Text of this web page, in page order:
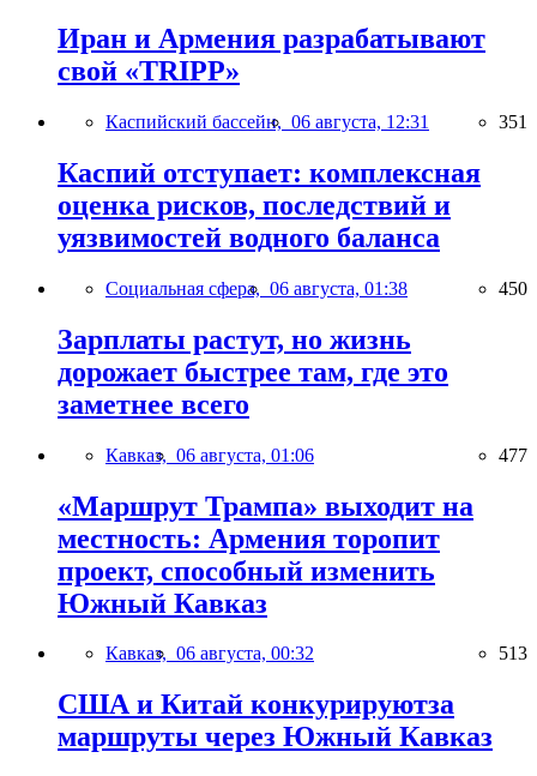
Иран и Армения разрабатывают
свой «TRIPP»
Каспийский бассейн, 06 августа, 12:31 351
Каспий отступает: комплексная
оценка рисков, последствий и
уязвимостей водного баланса
Социальная сфера, 06 августа, 01:38 450
Зарплаты растут, но жизнь
дорожает быстрее там, где это
заметнее всего
Кавказ, 06 августа, 01:06 477
«Маршрут Трампа» выходит на
местность: Армения торопит
проект, способный изменить
Южный Кавказ
Кавказ, 06 августа, 00:32 513
США и Китай конкурируютза
маршруты через Южный Кавказ